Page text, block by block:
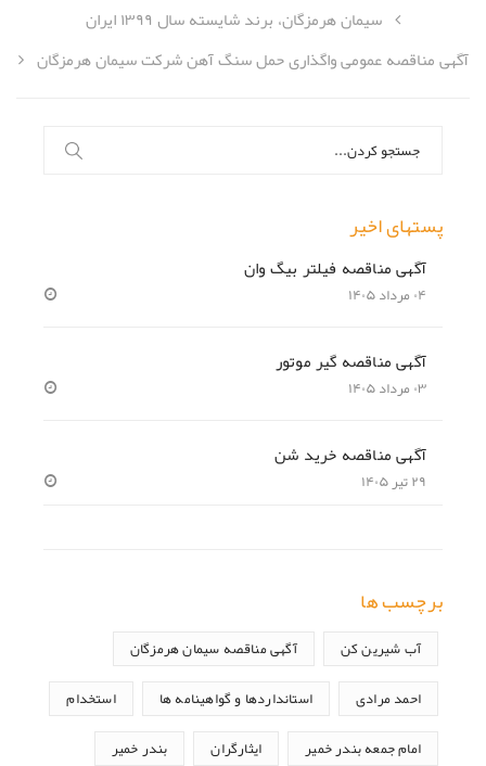
سیمان هرمزگان، برند شایسته سال ۱۳۹۹ ایران
آگهی مناقصه عمومی واگذاری حمل سنگ آهن شرکت سیمان هرمزگان
برای:
پستهای اخیر
آگهی مناقصه فیلتر بیگ وان
۰۴ مرداد ۱۴۰۵
آگهی مناقصه گیر موتور
۰۳ مرداد ۱۴۰۵
آگهی مناقصه خرید شن
۲۹ تیر ۱۴۰۵
برچسب ها
آب شیرین کن آگهی مناقصه سیمان هرمزگان
احمد مرادی استانداردها و گواهینامه ها استخدام
امام جمعه بندر خمیر ایثارگران بندر خمیر